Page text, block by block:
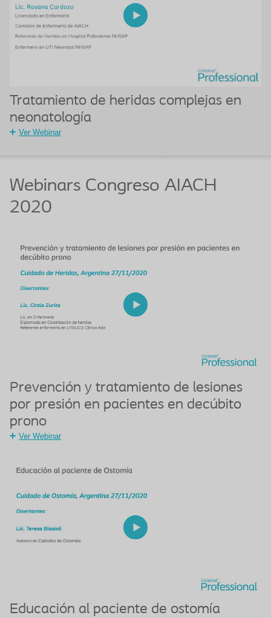
Tratamiento de heridas complejas en
neonatología
Ver Webinar
Webinars Congreso AIACH
2020
Prevención y tratamiento de lesiones
por presión en pacientes en decúbito
prono
Ver Webinar
Educación al paciente de ostomía